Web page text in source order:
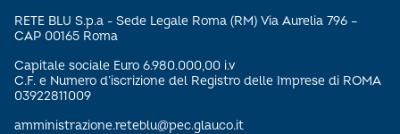
RETE BLU S.p.a - Sede Legale Roma (RM) Via Aurelia 796 –
CAP 00165 Roma
Capitale sociale Euro 6.980.000,00 i.v
C.F. e Numero d’iscrizione del Registro delle Imprese di ROMA
03922811009
amministrazione.reteblu@pec.glauco.it